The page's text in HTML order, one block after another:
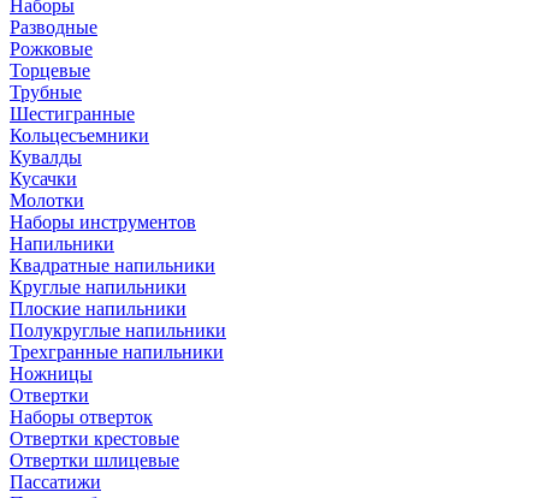
Наборы
Разводные
Рожковые
Торцевые
Трубные
Шестигранные
Кольцесъемники
Кувалды
Кусачки
Молотки
Наборы инструментов
Напильники
Квадратные напильники
Круглые напильники
Плоские напильники
Полукруглые напильники
Трехгранные напильники
Ножницы
Отвертки
Наборы отверток
Отвертки крестовые
Отвертки шлицевые
Пассатижи